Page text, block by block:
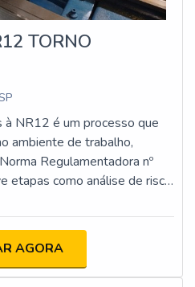
TORNO
à NR12 é um processo que
ambiente de trabalho,
Regulamentadora nº
etapas como análise de risco,
técnica e
O objetivo é minimizar os
que as máquinas
os requisitos legais e
AGORA